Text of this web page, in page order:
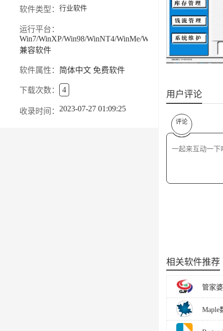
软件类型： 行业软件
运行平台：
Win7/WinXP/Win98/WinNT4/WinMe/Win8
兼容软件
软件属性： 简体中文 免费软件
下载次数： 4
收录时间： 2023-07-27 01:09:25
用户评论
评论
相关软件推荐
管家
Maple